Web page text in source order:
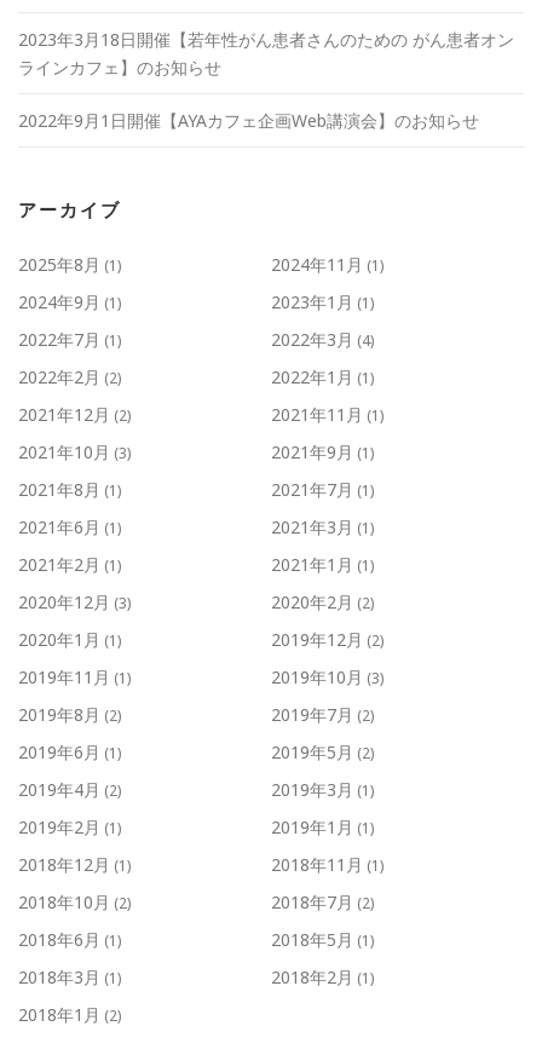
2023年3月18日開催【若年性がん患者さんのための がん患者オン
ラインカフェ】のお知らせ
2022年9月1日開催【AYAカフェ企画Web講演会】のお知らせ
アーカイブ
2025年8月 (1) 2024年11月 (1)
2024年9月 (1) 2023年1月 (1)
2022年7月 (1) 2022年3月 (4)
2022年2月 (2) 2022年1月 (1)
2021年12月 (2) 2021年11月 (1)
2021年10月 (3) 2021年9月 (1)
2021年8月 (1) 2021年7月 (1)
2021年6月 (1) 2021年3月 (1)
2021年2月 (1) 2021年1月 (1)
2020年12月 (3) 2020年2月 (2)
2020年1月 (1) 2019年12月 (2)
2019年11月 (1) 2019年10月 (3)
2019年8月 (2) 2019年7月 (2)
2019年6月 (1) 2019年5月 (2)
2019年4月 (2) 2019年3月 (1)
2019年2月 (1) 2019年1月 (1)
2018年12月 (1) 2018年11月 (1)
2018年10月 (2) 2018年7月 (2)
2018年6月 (1) 2018年5月 (1)
2018年3月 (1) 2018年2月 (1)
2018年1月 (2)